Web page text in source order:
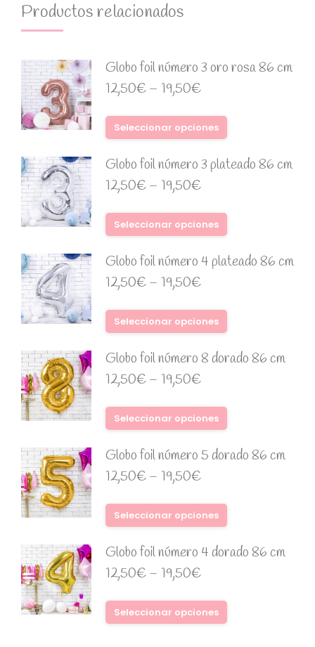
Productos relacionados
Globo foil número 3 oro rosa 86 cm
12,50€– 19,50€
Seleccionar opciones
Globo foil número 3 plateado 86 cm
12,50€– 19,50€
Seleccionar opciones
Globo foil número 4 plateado 86 cm
12,50€– 19,50€
Seleccionar opciones
Globo foil número 8 dorado 86 cm
12,50€– 19,50€
Seleccionar opciones
Globo foil número 5 dorado 86 cm
12,50€– 19,50€
Seleccionar opciones
Globo foil número 4 dorado 86 cm
12,50€– 19,50€
Seleccionar opciones